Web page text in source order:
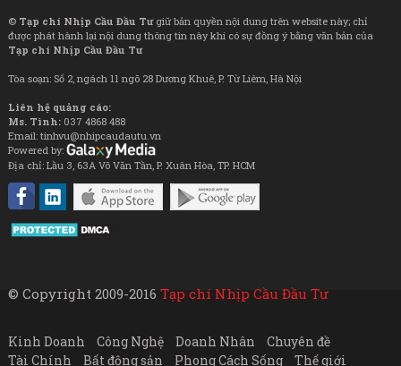
© Tạp chí Nhịp Cầu Đầu Tưgiữ bản quyền nội dung trên website này; chỉ
được phát hành lại nội dung thông tin này khi có sự đồng ý bằng văn bản của
Tạp chí Nhịp Cầu Đầu Tư
Tòa soạn: Số 2, ngách 11 ngõ 28 Dương Khuê, P. Từ Liêm, Hà Nội
Liên hệ quảng cáo:
Ms. Tình: 037 4868 488
Email: tinhvu@nhipcaudautu.vn
Powered by:
Địa chỉ: Lầu 3, 63A Võ Văn Tần, P. Xuân Hòa, TP. HCM
© Copyright 2009-2016 Tạp chí Nhịp Cầu Đầu Tư
Kinh Doanh Công Nghệ Doanh Nhân
Chuyên đề
Tài Chính
Bất động sản Phong Cách Sống Thế giới